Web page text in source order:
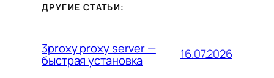
ДРУГИЕ СТАТЬИ:
3proxy proxy server —
быстрая установка 16.07.2026